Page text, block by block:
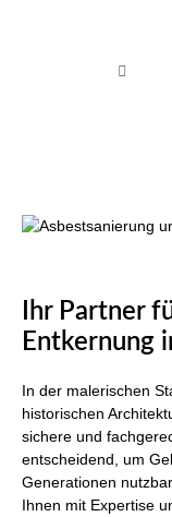
Ihr Partner
Entkernung
In der malerischen
historischen
sichere und
entscheidend, um
Generationen
Ihnen mit Expertise